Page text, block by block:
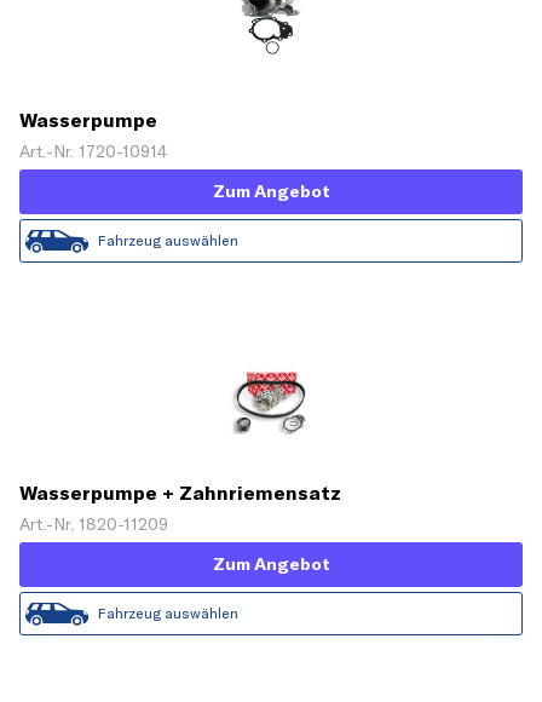
Wasserpumpe
Art.-Nr. 1720-10914
Zum Angebot
Fahrzeug auswählen
Wasserpumpe + Zahnriemensatz
Art.-Nr. 1820-11209
Zum Angebot
Fahrzeug auswählen